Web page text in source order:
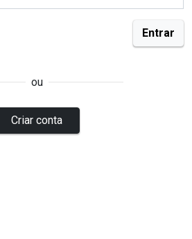
ou
Criar conta